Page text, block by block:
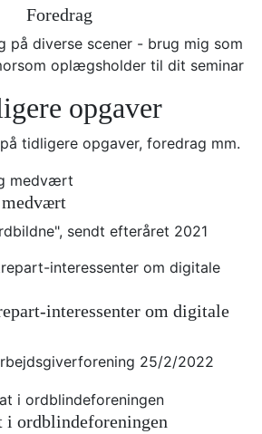
Foredrag
på diverse scener - brug mig som
oplægsholder til dit seminar
opgaver
tidligere opgaver, foredrag mm.
sendt efteråret 2021
interessenter om digitale
25/2/2022
i ordblindeforeningen